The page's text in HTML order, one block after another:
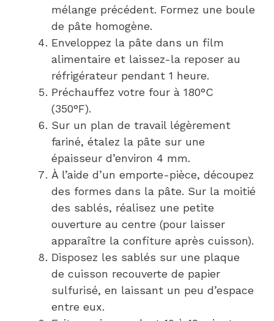
mélange précédent. Formez une boule
de pâte homogène.
Enveloppez la pâte dans un film
alimentaire et laissez-la reposer au
réfrigérateur pendant 1 heure.
Préchauffez votre four à 180°C
(350°F).
Sur un plan de travail légèrement
fariné, étalez la pâte sur une
épaisseur d’environ 4 mm.
À l’aide d’un emporte-pièce, découpez
des formes dans la pâte. Sur la moitié
des sablés, réalisez une petite
ouverture au centre (pour laisser
apparaître la confiture après cuisson).
Disposez les sablés sur une plaque
de cuisson recouverte de papier
sulfurisé, en laissant un peu d’espace
entre eux.